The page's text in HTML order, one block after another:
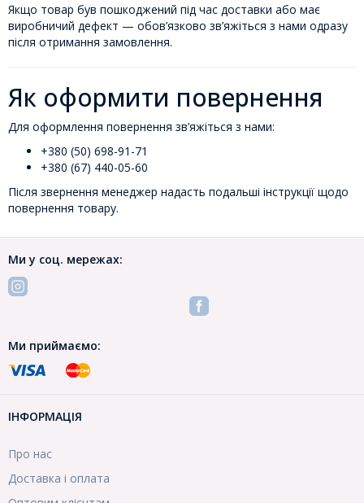
Якщо товар був пошкоджений під час доставки або має
виробничий дефект — обов’язково зв’яжіться з нами одразу
після отримання замовлення.
Як оформити повернення
Для оформлення повернення зв’яжіться з нами:
+380 (50) 698-91-71
+380 (67) 440-05-60
Після звернення менеджер надасть подальші інструкції щодо
повернення товару.
Ми у соц. мережах:
Ми приймаємо:
ІНФОРМАЦІЯ
Про нас
Доставка і оплата